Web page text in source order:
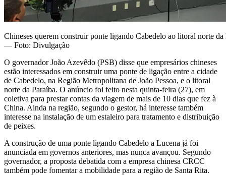
Chineses querem construir ponte ligando Cabedelo ao litoral norte da
— Foto: Divulgação
O governador João Azevêdo (PSB) disse que empresários chineses
estão interessados em construir uma ponte de ligação entre a cidade
de Cabedelo, na Região Metropolitana de João Pessoa, e o litoral
norte da Paraíba. O anúncio foi feito nesta quinta-feira (27), em
coletiva para prestar contas da viagem de mais de 10 dias que fez à
China. Ainda na região, segundo o gestor, há interesse também
interesse na instalação de um estaleiro para tratamento e distribuição
de peixes.
A construção de uma ponte ligando Cabedelo a Lucena já foi
anunciada em governos anteriores, mas nunca avançou. Segundo
governador, a proposta debatida com a empresa chinesa CRCC
também pode fomentar a mobilidade para a região de Santa Rita.